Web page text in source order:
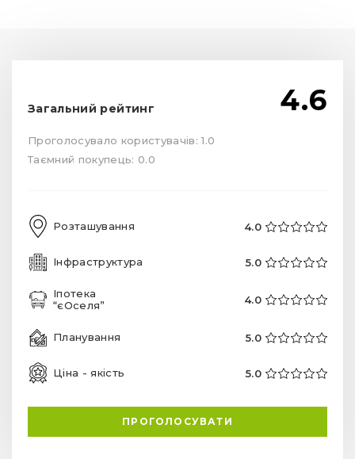
Загальний рейтинг 4.6
Проголосувало користувачів: 1.0
Таємний покупець: 0.0
Розташування 4.0
Інфраструктура 5.0
Іпотека
“єОселя”
4.0
Планування 5.0
Ціна - якість 5.0
ПРОГОЛОСУВАТИ